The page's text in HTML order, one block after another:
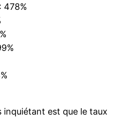
478%
inquiétant est que le taux